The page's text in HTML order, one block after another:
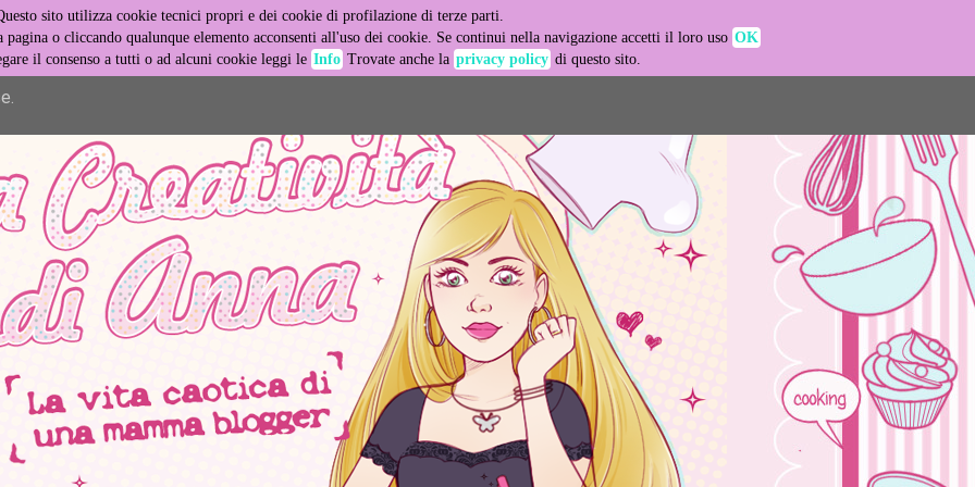
sito utilizza cookie tecnici propri e dei cookie di profilazione di terze parti.
pagina o cliccando qualunque elemento acconsenti all'uso dei cookie. Se continui nella navigazione accetti il loro uso OK
il consenso a tutti o ad alcuni cookie leggi le Info Trovate anche la privacy policy di questo sito.
its services and to analyze traffic. Your IP address and user-agent
and security metrics to ensure quality of service, generate usage
LEARN MORE